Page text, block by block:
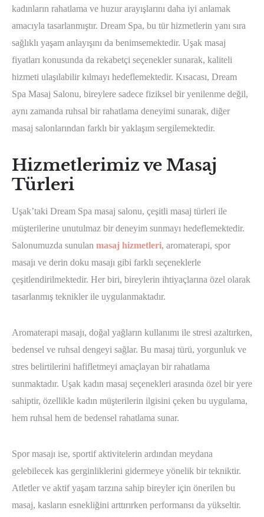
kadınların rahatlama ve huzur arayışlarını daha iyi anlamak
amacıyla tasarlanmıştır. Dream Spa, bu tür hizmetlerin yanı sıra
sağlıklı yaşam anlayışını da benimsemektedir. Uşak masaj
fiyatları konusunda da rekabetçi seçenekler sunarak, kaliteli
hizmeti ulaşılabilir kılmayı hedeflemektedir. Kısacası, Dream
Spa Masaj Salonu, bireylere sadece fiziksel bir yenilenme değil,
aynı zamanda ruhsal bir rahatlama deneyimi sunarak, diğer
masaj salonlarından farklı bir yaklaşım sergilemektedir.
Hizmetlerimiz ve Masaj
Türleri
Uşak’taki Dream Spa masaj salonu, çeşitli masaj türleri ile
müşterilerine unutulmaz bir deneyim sunmayı hedeflemektedir.
Salonumuzda sunulan masaj hizmetleri, aromaterapi, spor
masajı ve derin doku masajı gibi farklı seçeneklerle
çeşitlendirilmektedir. Her biri, bireylerin ihtiyaçlarına özel olarak
tasarlanmış teknikler ile uygulanmaktadır.
Aromaterapi masajı, doğal yağların kullanımı ile stresi azaltırken,
bedensel ve ruhsal dengeyi sağlar. Bu masaj türü, yorgunluk ve
stres belirtilerini hafifletmeyi amaçlayan bir rahatlama
sunmaktadır. Uşak kadın masaj seçenekleri arasında özel bir yere
sahiptir, özellikle kadın müşterilerin ilgisini çeken bu uygulama,
hem ruhsal hem de bedensel rahatlama sunar.
Spor masajı ise, sportif aktivitelerin ardından meydana
gelebilecek kas gerginliklerini gidermeye yönelik bir tekniktir.
Atletler ve aktif yaşam tarzına sahip bireyler için önerilen bu
masaj, kasların esnekliğini arttırırken performansı da yükseltir.